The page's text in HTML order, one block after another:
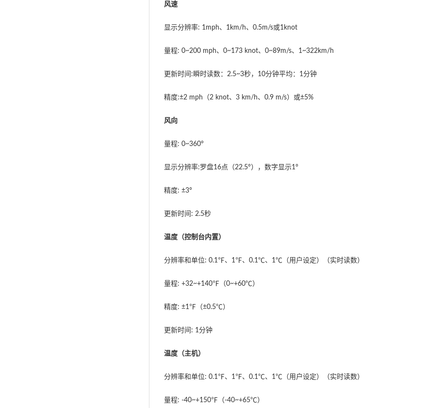
风速
显示分辨率: 1mph、1km/h、0.5m/s或1knot
量程: 0~200 mph、0~173 knot、0~89m/s、1~322km/h
更新时间:瞬时读数：2.5~3秒，10分钟平均：1分钟
精度:±2 mph（2 knot、3 km/h、0.9 m/s）或±5%
风向
量程: 0~360°
显示分辨率:罗盘16点（22.5°），数字显示1°
精度: ±3°
更新时间: 2.5秒
温度（控制台内置）
分辨率和单位: 0.1℉、1℉、0.1℃、1℃（用户设定）（实时读数）
量程: +32~+140℉（0~+60℃）
精度: ±1℉（±0.5℃）
更新时间: 1分钟
温度（主机）
分辨率和单位: 0.1℉、1℉、0.1℃、1℃（用户设定）（实时读数）
量程: -40~+150℉（-40~+65℃）